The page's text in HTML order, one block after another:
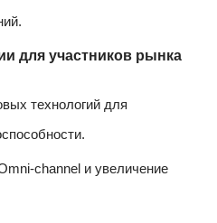
для участников рынка
технологий для
channel и увеличение